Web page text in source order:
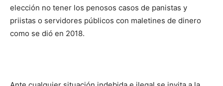
elección no tener los penosos casos de panistas y
priistas o servidores públicos con maletines de dinero
como se dió en 2018.